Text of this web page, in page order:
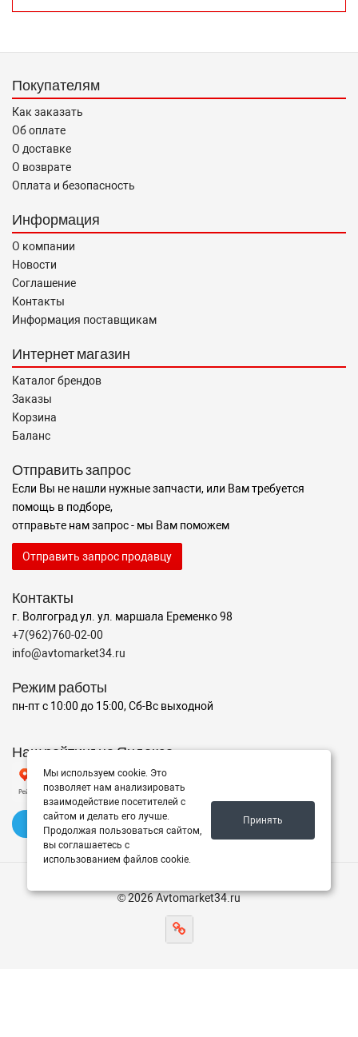
«О защите прав потребителей».
Покупателям
Как заказать
Об оплате
О доставке
О возврате
Оплата и безопасность
Информация
О компании
Новости
Соглашение
Контакты
Информация поставщикам
Интернет магазин
Каталог брендов
Заказы
Корзина
Баланс
Отправить запрос
Если Вы не нашли нужные запчасти, или Вам требуется
помощь в подборе,
отправьте нам запрос - мы Вам поможем
Отправить запрос продавцу
Контакты
г. Волгоград ул. ул. маршала Еременко 98
+7(962)760-02-00
info@avtomarket34.ru
Режим работы
пн-пт с 10:00 до 15:00, Сб-Вс выходной
Наш рейтинг на Яндексе
✍️ Оставить отзыв
© 2026 Avtomarket34.ru
Мы используем cookie. Это
позволяет нам анализировать
взаимодействие посетителей с
сайтом и делать его лучше.
Продолжая пользоваться сайтом,
вы соглашаетесь с
использованием файлов cookie.
Принять